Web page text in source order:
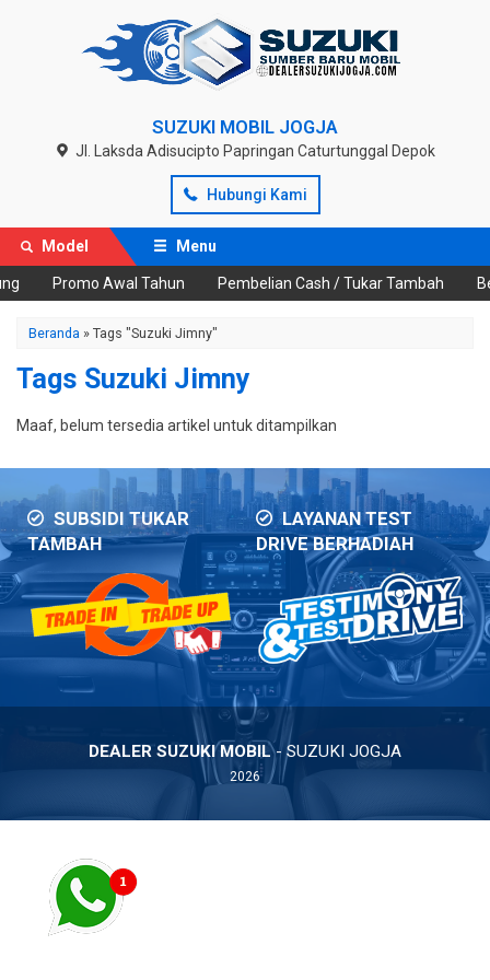
SUZUKI MOBIL JOGJA
Jl. Laksda Adisucipto Papringan Caturtunggal Depok
Hubungi Kami
Model Menu
Promo Awal Tahun Pembelian Cash / Tukar Tambah
Beranda » Tags "Suzuki Jimny"
Tags Suzuki Jimny
Maaf, belum tersedia artikel untuk ditampilkan
SUBSIDI TUKAR
TAMBAH
LAYANAN TEST
DRIVE BERHADIAH
DEALER SUZUKI MOBIL- SUZUKI JOGJA
2026